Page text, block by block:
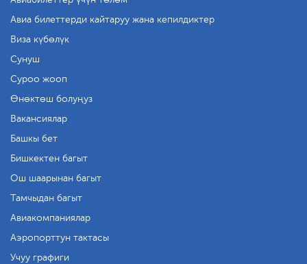
Авиа билеттерди кайтаруу жана кепилдиктер
Виза күбөлүк
Сунуш
Суроо жооп
Өнөктөш болуңуз
Вакансиялар
Башкы бет
Бишкектен багыт
Ош шаарынан багыт
Тамчыдан багыт
Авиакомпаниялар
Аэропорттун тактасы
Учуу графиги